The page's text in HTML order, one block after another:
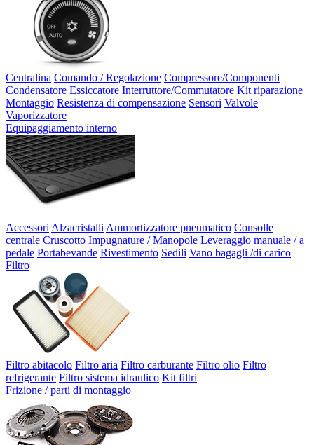
Centralina Comando / Regolazione Compressore/Componenti
Condensatore Essiccatore Interruttore/Commutatore Kit riparazione
Montaggio Resistenza di compensazione Sensori Valvole
Vaporizzatore
Equipaggiamento interno
Accessori Alzacristalli Ammortizzatore pneumatico Consolle
centrale Cruscotto Impugnature / Manopole Leveraggio manuale / a
pedale Portabevande Rivestimento Sedili Vano bagagli /di carico
Filtro
Filtro abitacolo Filtro aria Filtro carburante Filtro olio Filtro
refrigerante Filtro sistema idraulico Kit filtri
Frizione / parti di montaggio